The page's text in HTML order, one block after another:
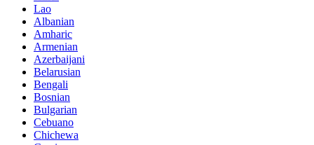
Lao
Albanian
Amharic
Armenian
Azerbaijani
Belarusian
Bengali
Bosnian
Bulgarian
Cebuano
Chichewa